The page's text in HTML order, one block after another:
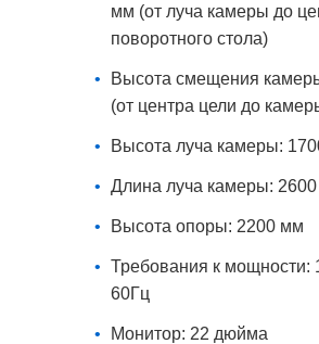
мм (от луча камеры до
поворотного стола)
Высота смещения
(от центра цели до
Высота луча камеры:
Длина луча камеры:
Высота опоры: 2200 мм
Требования к мощности:
60Гц
Монитор: 22 дюйма